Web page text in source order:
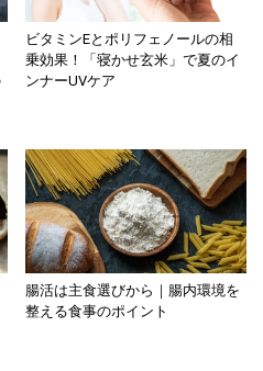
ビタミンEとポリフェノールの相
乗効果！「寝かせ玄米」で夏のイ
ンナーUVケア
腸活は主食選びから｜腸内環境を
整える食事のポイント